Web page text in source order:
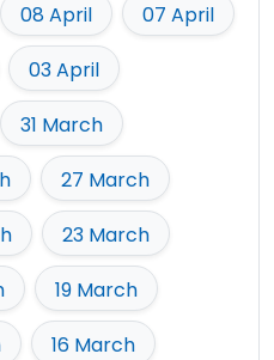
08 April
07 April
03 April
31 March
27 March
23 March
19 March
16 March